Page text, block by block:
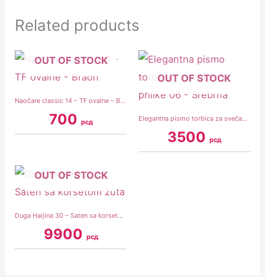
Related products
OUT OF STOCK
Naočare classic 14 – TF ovalne – Braon
700 рсд
OUT OF STOCK
Elegantna pismo torbica za svečane prilike 06 – Srebrna
3500 рсд
OUT OF STOCK
Duga Haljina 30 – Saten sa korsetom žuta
9900 рсд